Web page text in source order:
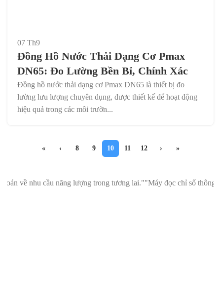
07 Th9
Đồng Hồ Nước Thải Dạng Cơ Pmax
DN65: Đo Lường Bền Bỉ, Chính Xác
Đồng hồ nước thải dạng cơ Pmax DN65 là thiết bị đo
lường lưu lượng chuyên dụng, được thiết kế để hoạt động
hiệu quả trong các môi trườn...
« ‹ 8 9 10 11 12 › »
năng lượng trong tương lai.""Máy đọc chỉ số thông minh MMM: